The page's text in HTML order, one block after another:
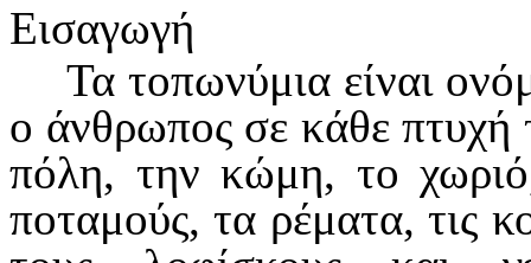
Εισαγωγή
Τα τοπωνύμια είναι
ο άνθρωπος σε κάθε πτυχή
πόλη, την κώμη, το
ποταμούς, τα ρέματα, τις